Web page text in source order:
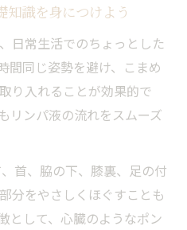
知識を身につけよう
日常生活でのちょっとした
間同じ姿勢を避け、こまめ
り入れることが効果的で
リンパ液の流れをスムーズ
首、脇の下、膝裏、足の付
分をやさしくほぐすことも
として、心臓のようなポン